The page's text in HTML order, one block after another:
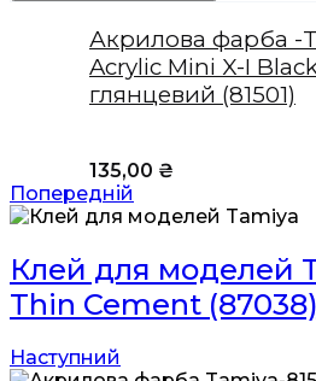
Акрилова фарба -
Acrylic Mini X-I
глянцевий (81501)
135,00 ₴
Попередній
Клей для моделей
Thin Cement (87038)
Наступний